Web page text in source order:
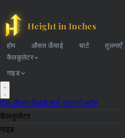
Height in Inches
होम औसत ऊँचाई चार्ट तुलनाएँ
कैलकुलेटर
गाइड
होमऔसत ऊँचाईचार्टतुलनाएँब्लॉग
कैलकुलेटर
गाइड